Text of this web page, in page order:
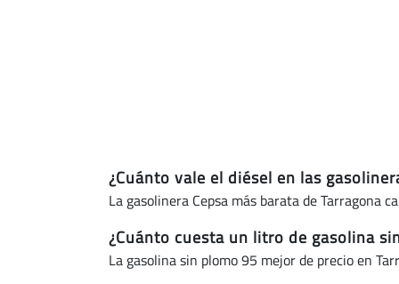
¿Cuánto vale el diésel en las
La gasolinera Cepsa más barata de Tarragona
¿Cuánto cuesta un litro de gasolina
La gasolina sin plomo 95 mejor de precio en